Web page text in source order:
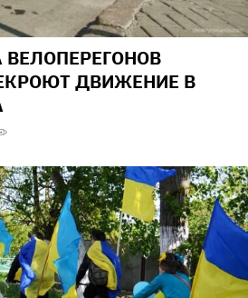
ВЕЛОПЕРЕГОНОВ
ДВИЖЕНИЕ В